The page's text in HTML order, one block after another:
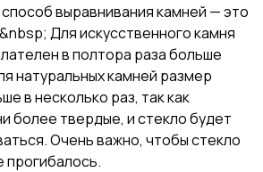
выравнивания камней — это
Для искусственного камня
в полтора раза больше
натуральных камней размер
в несколько раз, так как
более твердые, и стекло будет
Очень важно, чтобы стекло
прогибалось.